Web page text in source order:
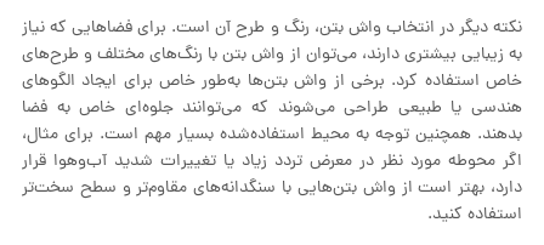
نکته دیگر در انتخاب واش بتن، رنگ و طرح آن است. برای فضاهایی که نیاز
به زیبایی بیشتری دارند، می‌توان از واش بتن با رنگ‌های مختلف و طرح‌های
خاص استفاده کرد. برخی از واش بتن‌ها به‌طور خاص برای ایجاد الگوهای
هندسی یا طبیعی طراحی می‌شوند که می‌توانند جلوه‌ای خاص به فضا
بدهند. همچنین توجه به محیط استفاده‌شده بسیار مهم است. برای مثال،
اگر محوطه مورد نظر در معرض تردد زیاد یا تغییرات شدید آب‌وهوا قرار
دارد، بهتر است از واش بتن‌هایی با سنگدانه‌های مقاوم‌تر و سطح سخت‌تر
استفاده کنید.